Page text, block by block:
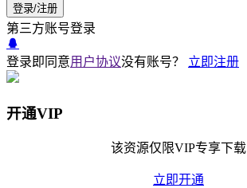
登录/注册
第三方账号登录
登录即同意用户协议没有账号？ 立即注册
开通VIP
该资源仅限VIP专享下载
立即开通